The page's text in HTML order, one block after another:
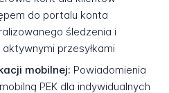
do portalu konta
śledzenia i
przesyłkami
mobilnej: Powiadomienia
PEK dla indywidualnych